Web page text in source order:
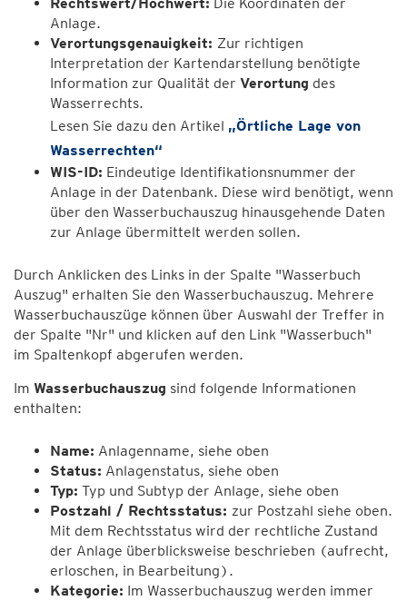
Anlage.
Verortungsgenauigkeit: Zur richtigen
Interpretation der Kartendarstellung benötigte
Information zur Qualität der Verortung des
Wasserrechts.
Lesen Sie dazu den Artikel „Örtliche Lage von
Wasserrechten“
WIS-ID: Eindeutige Identifikationsnummer der
Anlage in der Datenbank. Diese wird benötigt, wenn
über den Wasserbuchauszug hinausgehende Daten
zur Anlage übermittelt werden sollen.
Durch Anklicken des Links in der Spalte "Wasserbuch
Auszug" erhalten Sie den Wasserbuchauszug. Mehrere
Wasserbuchauszüge können über Auswahl der Treffer in
der Spalte "Nr" und klicken auf den Link "Wasserbuch"
im Spaltenkopf abgerufen werden.
Im Wasserbuchauszug sind folgende Informationen
enthalten:
Name: Anlagenname, siehe oben
Status: Anlagenstatus, siehe oben
Typ: Typ und Subtyp der Anlage, siehe oben
Postzahl / Rechtsstatus: zur Postzahl siehe oben.
Mit dem Rechtsstatus wird der rechtliche Zustand
der Anlage überblicksweise beschrieben (aufrecht,
erloschen, in Bearbeitung).
Kategorie: Im Wasserbuchauszug werden immer